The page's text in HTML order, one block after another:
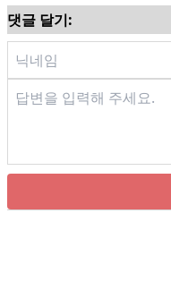
댓글 달기: